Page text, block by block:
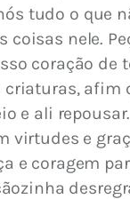
tudo o que
coisas nele.
coração de
criaturas, afim
e ali
virtudes e
e coragem